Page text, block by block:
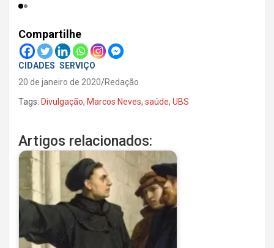
Compartilhe
CIDADES SERVIÇO
20 de janeiro de 2020 Redação
Tags: Divulgação, Marcos Neves, saúde, UBS
Artigos relacionados: